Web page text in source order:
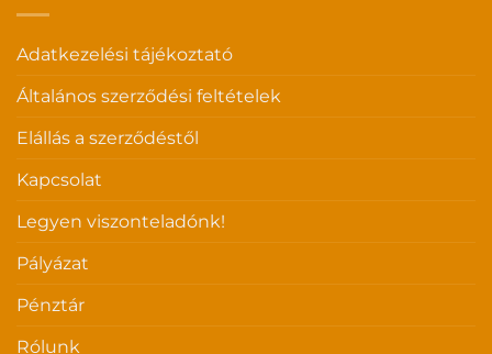
Adatkezelési tájékoztató
Általános szerződési feltételek
Elállás a szerződéstől
Kapcsolat
Legyen viszonteladónk!
Pályázat
Pénztár
Rólunk